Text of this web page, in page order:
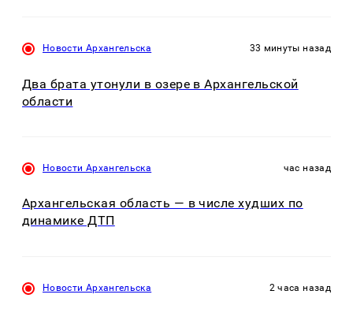
Новости Архангельска 33 минуты назад
Два брата утонули в озере в Архангельской
области
Новости Архангельска час назад
Архангельская область — в числе худших по
динамике ДТП
Новости Архангельска 2 часа назад